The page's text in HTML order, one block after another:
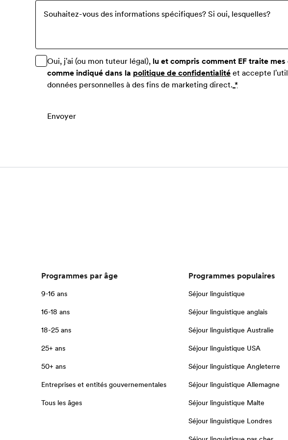
Souhaitez-vous des informations spécifiques? Si oui, lesquelles?
Oui, j'ai (ou mon tuteur légal), lu et compris comment EF traite
comme indiqué dans la politique de confidentialitéet accepte
données personnelles à des fins de marketing direct. *
Envoyer
Programmes par âge
9-16 ans
16-18 ans
18-25 ans
25+ ans
50+ ans
Entreprises et entités gouvernementales
Tous les âges
Programmes populaires
Séjour linguistique
Séjour linguistique anglais
Séjour linguistique Australie
Séjour linguistique USA
Séjour linguistique Angleterre
Séjour linguistique Allemagne
Séjour linguistique Malte
Séjour linguistique Londres